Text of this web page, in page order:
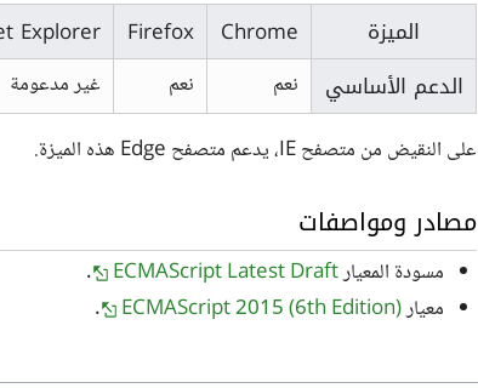
الميزة Chrome
Firefox
Explorer
الدعم الأساسي
نعم نعم غير مدعومة
على النقيض من متصفح IE، يدعم متصفح Edge هذه الميزة.
مصادر ومواصفات
مسودة المعيارECMAScript Latest Draft
.
معيارECMAScript 2015 (6th Edition)